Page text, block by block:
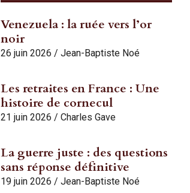
Venezuela : la ruée vers l’or
noir
26 juin 2026 / Jean-Baptiste Noé
Les retraites en France : Une
histoire de cornecul
21 juin 2026 / Charles Gave
La guerre juste : des questions
sans réponse définitive
19 juin 2026 / Jean-Baptiste Noé
Charles Gave
enfin
réédités!
Commander